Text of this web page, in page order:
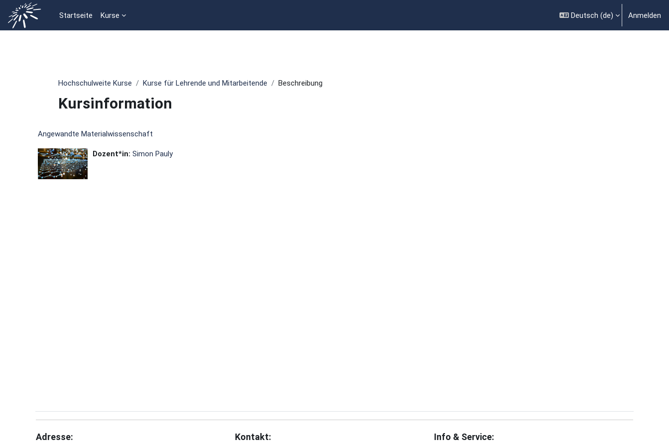
Zum Hauptinhalt
Startseite
Kurse Deutsch ‎(de)‎ Anmelden
Hochschulweite Kurse Kurse für Lehrende und Mitarbeitende Beschreibung
Kursinformation
Angewandte Materialwissenschaft
Dozent*in: Simon Pauly
Adresse:
Kontakt:
Info & Service: